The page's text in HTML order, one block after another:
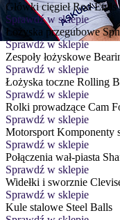
Główki cięgiełRod Ends
Sprawdź w sklepie
Łożyska przegubowe
Sprawdź w sklepie
Zespoły łożyskowe
Sprawdź w sklepie
Łożyska toczne Rolling
Sprawdź w sklepie
Rolki prowadzące Cam
Sprawdź w sklepie
MotorsportKomponenty
Sprawdź w sklepie
Połączenia wał-piasta
Sprawdź w sklepie
Widełki i sworznie
Sprawdź w sklepie
Kule stalowe Steel Balls